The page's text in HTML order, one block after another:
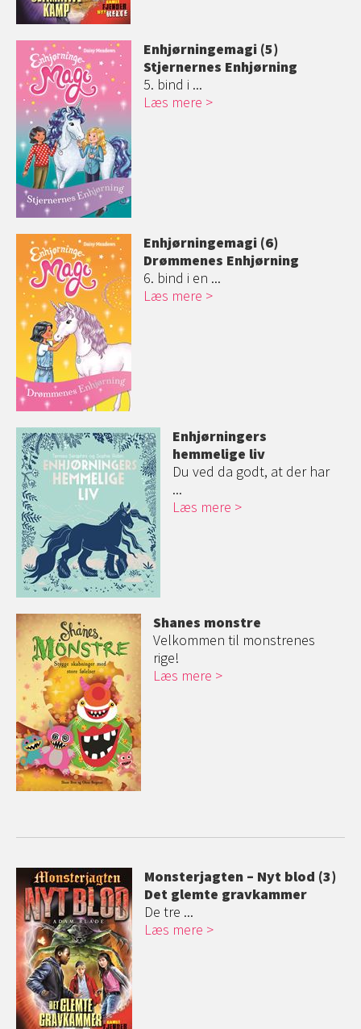
Enhjørningemagi (5)
Stjernernes Enhjørning
5. bind i ...
Læs mere
Enhjørningemagi (6)
Drømmenes Enhjørning
6. bind i en ...
Læs mere
Enhjørningers
hemmelige liv
Du ved da godt, at der har
...
Læs mere
Shanes monstre
Velkommen til monstrenes
rige!
Læs mere
Monsterjagten – Nyt blod (3)
Det glemte gravkammer
De tre ...
Læs mere